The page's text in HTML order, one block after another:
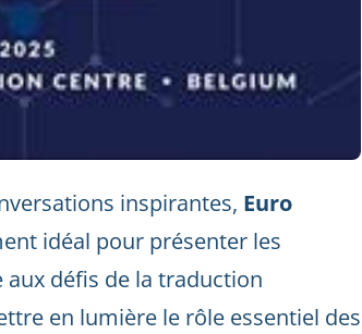
inspirantes, Euro
idéal pour présenter les
aux défis de la traduction
en lumière le rôle essentiel des